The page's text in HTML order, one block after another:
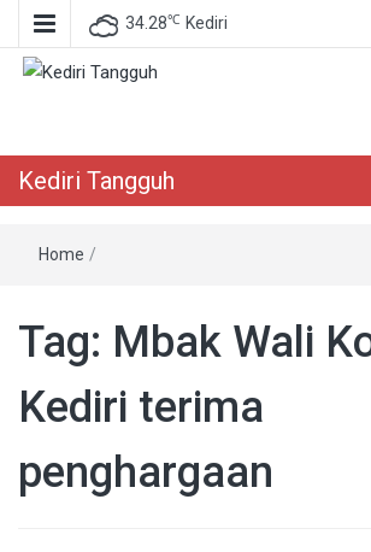
34.28℃ Kediri
Kediri Tangguh
Home /
Tag: Mbak Wali
Kediri terima
penghargaan